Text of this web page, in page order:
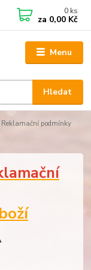
Menu
Hledat
0 ks
za 0,00 Kč
Reklamační podmínky